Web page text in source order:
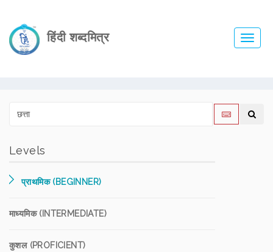
हिंदी शब्दमित्र
Levels
प्राथमिक (BEGINNER)
माध्यमिक (INTERMEDIATE)
कुशल (PROFICIENT)